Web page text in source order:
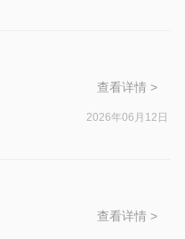
查看详情 >
2026年06月12日
查看详情 >